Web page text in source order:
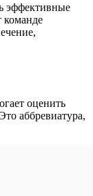
эффективные
команде
оценить
аббревиатура,